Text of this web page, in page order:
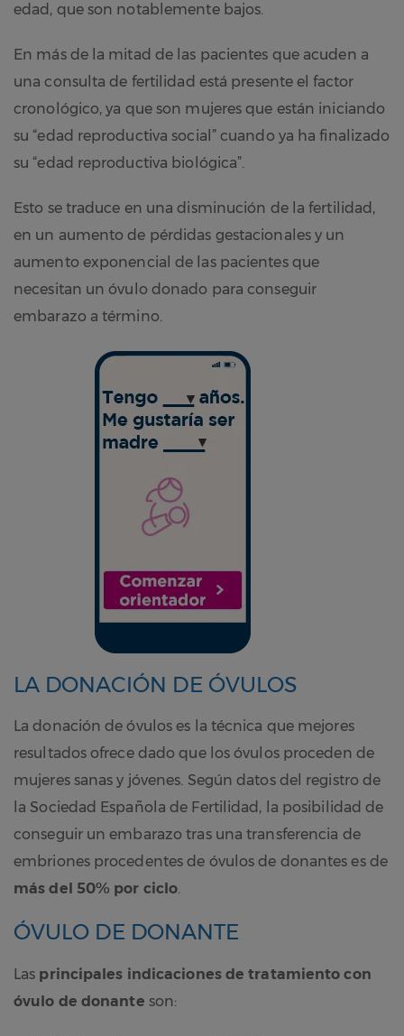
edad, que son notablemente bajos.
En más de la mitad de las pacientes que acuden a
una consulta de fertilidad está presente el factor
cronológico, ya que son mujeres que están iniciando
su “edad reproductiva social” cuando ya ha finalizado
su “edad reproductiva biológica”.
Esto se traduce en una disminución de la fertilidad,
en un aumento de pérdidas gestacionales y un
aumento exponencial de las pacientes que
necesitan un óvulo donado para conseguir
embarazo a término.
LA DONACIÓN DE ÓVULOS
La donación de óvulos es la técnica que mejores
resultados ofrece dado que los óvulos proceden de
mujeres sanas y jóvenes. Según datos del registro de
la Sociedad Española de Fertilidad, la posibilidad de
conseguir un embarazo tras una transferencia de
embriones procedentes de óvulos de donantes es de
más del 50% por ciclo.
ÓVULO DE DONANTE
Las principales indicaciones de tratamiento con
óvulo de donante son: